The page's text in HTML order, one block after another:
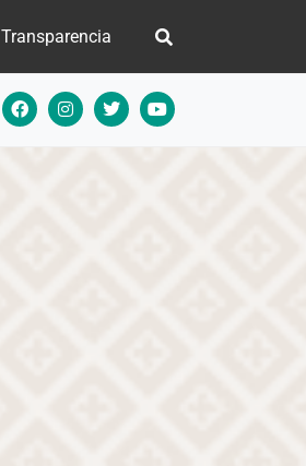
Transparencia